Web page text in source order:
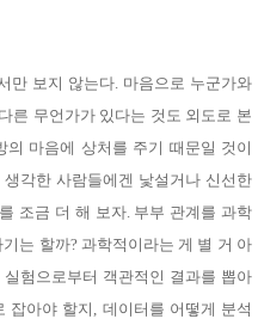
만 보지 않는다. 마음으로 누군가와
른 무언가가 있다는 것도 외도로 본
마음에 상처를 주기 때문일 것이
각한 사람들에겐 낯설거나 신선한
조금 더 해 보자. 부부 관계를 과학
는 할까? 과학적이라는 게 별 거 아
험으로부터 객관적인 결과를 뽑아
잡아야 할지, 데이터를 어떻게 분석